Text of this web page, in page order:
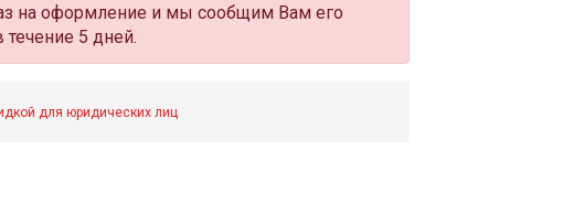
на оформление и мы сообщим Вам его
течение 5 дней.
для юридических лиц